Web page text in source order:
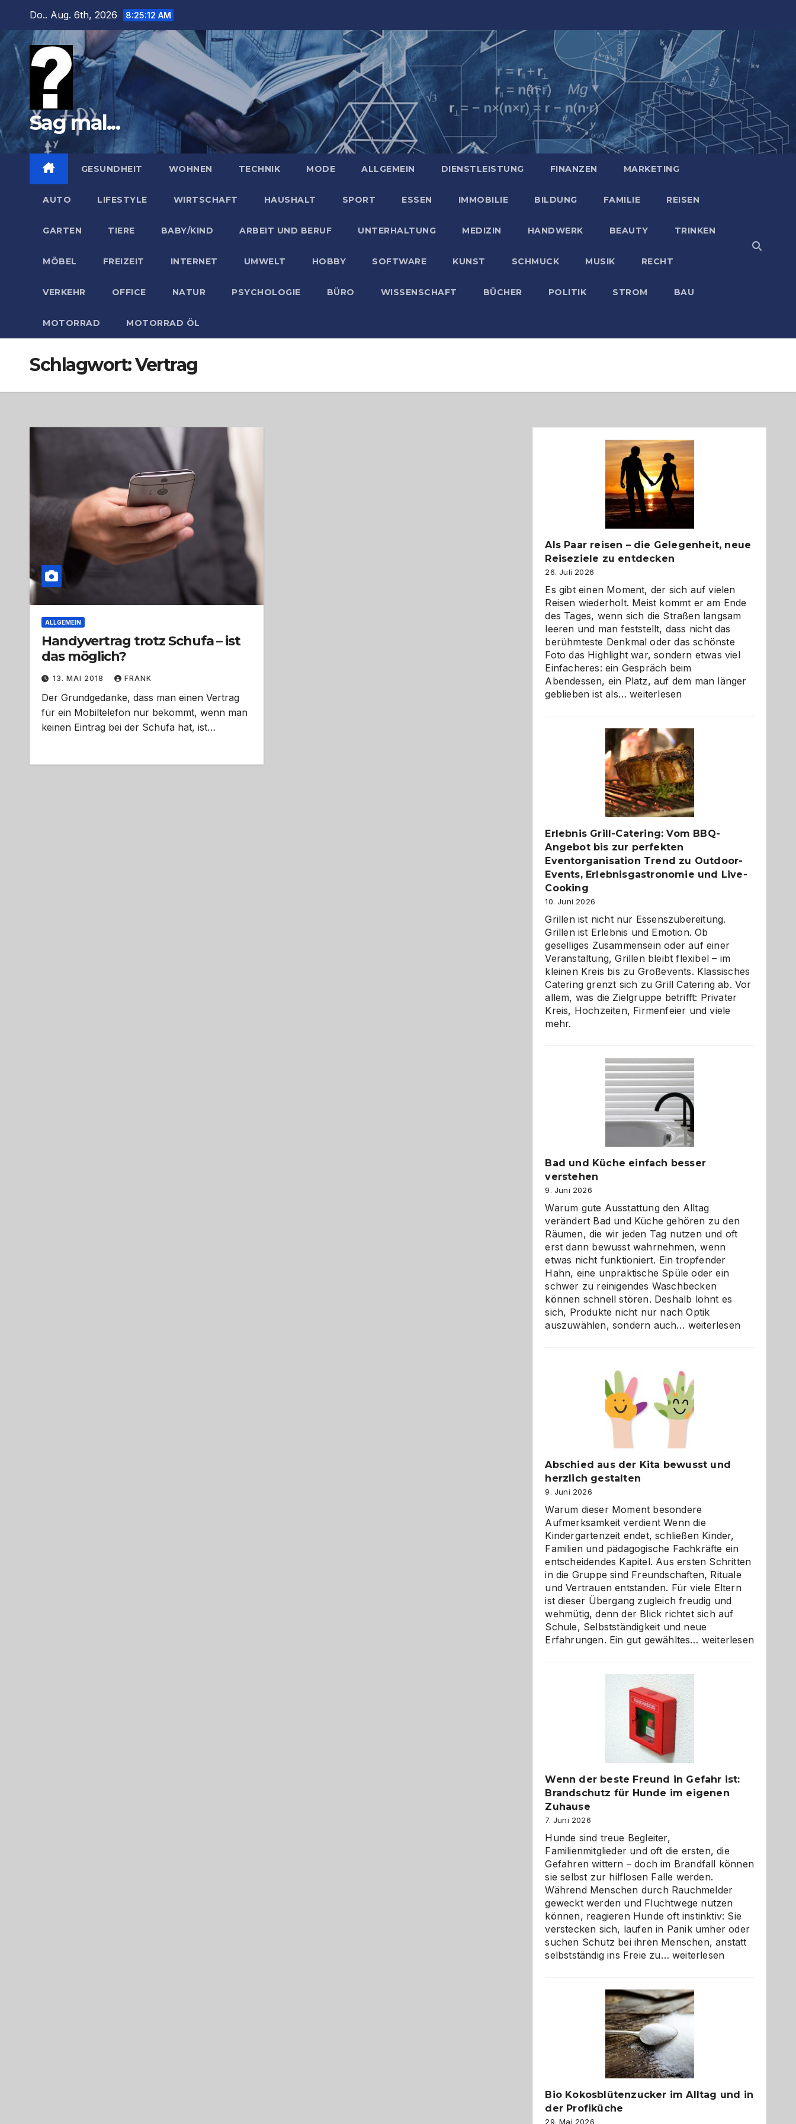
springen
Do.. Aug. 6th, 2026 8:25:13 AM
Sag mal...
GESUNDHEIT WOHNEN TECHNIK MODE ALLGEMEIN DIENSTLEISTUNG FINANZEN MARKETING
AUTO LIFESTYLE WIRTSCHAFT HAUSHALT SPORT ESSEN IMMOBILIE BILDUNG FAMILIE REISEN
GARTEN TIERE BABY/KIND ARBEIT UND BERUF UNTERHALTUNG MEDIZIN HANDWERK BEAUTY TRINKEN
MÖBEL FREIZEIT INTERNET UMWELT HOBBY SOFTWARE KUNST SCHMUCK MUSIK RECHT
VERKEHR OFFICE NATUR PSYCHOLOGIE BÜRO WISSENSCHAFT BÜCHER POLITIK STROM BAU
MOTORRAD MOTORRAD ÖL
Schlagwort:Vertrag
ALLGEMEIN
Handyvertrag trotz Schufa – ist
das möglich?
13. MAI 2018 FRANK
Der Grundgedanke, dass man einen Vertrag
für ein Mobiltelefon nur bekommt, wenn man
keinen Eintrag bei der Schufa hat, ist…
Als Paar reisen – die Gelegenheit, neue
Reiseziele zu entdecken
26. Juli 2026
Es gibt einen Moment, der sich auf vielen
Reisen wiederholt. Meist kommt er am Ende
des Tages, wenn sich die Straßen langsam
leeren und man feststellt, dass nicht das
berühmteste Denkmal oder das schönste
Foto das Highlight war, sondern etwas viel
Einfacheres: ein Gespräch beim
Abendessen, ein Platz, auf dem man länger
geblieben ist als…Als
–
die
Gelegenheit,
neue
Reiseziele
zu
entdecken
weiterlesen
Erlebnis Grill-Catering: Vom BBQ-
Angebot bis zur perfekten
Eventorganisation Trend zu Outdoor-
Events, Erlebnisgastronomie und Live-
Cooking
10. Juni 2026
Grillen ist nicht nur Essenszubereitung.
Grillen ist Erlebnis und Emotion. Ob
geselliges Zusammensein oder auf einer
Veranstaltung, Grillen bleibt flexibel – im
kleinen Kreis bis zu Großevents. Klassisches
Catering grenzt sich zu Grill Catering ab. Vor
allem, was die Zielgruppe betrifft: Privater
Kreis, Hochzeiten, Firmenfeier und viele
mehr.
Bad und Küche einfach besser
verstehen
9. Juni 2026
Warum gute Ausstattung den Alltag
verändert Bad und Küche gehören zu den
Räumen, die wir jeden Tag nutzen und oft
erst dann bewusst wahrnehmen, wenn
etwas nicht funktioniert. Ein tropfender
Hahn, eine unpraktische Spüle oder ein
schwer zu reinigendes Waschbecken
können schnell stören. Deshalb lohnt es
sich, Produkte nicht nur nach Optik
auszuwählen, sondern auch… Bad
besser
verstehen
weiterlesen
Abschied aus der Kita bewusst und
herzlich gestalten
9. Juni 2026
Warum dieser Moment besondere
Aufmerksamkeit verdient Wenn die
Kindergartenzeit endet, schließen Kinder,
Familien und pädagogische Fachkräfte ein
entscheidendes Kapitel. Aus ersten Schritten
in die Gruppe sind Freundschaften, Rituale
und Vertrauen entstanden. Für viele Eltern
ist dieser Übergang zugleich freudig und
wehmütig, denn der Blick richtet sich auf
Schule, Selbstständigkeit und neue
Erfahrungen. Ein gut gewähltes… Abschied
weiterlesen
Wenn der beste Freund in Gefahr ist:
Brandschutz für Hunde im eigenen
Zuhause
7. Juni 2026
Hunde sind treue Begleiter,
Familienmitglieder und oft die ersten, die
Gefahren wittern – doch im Brandfall können
sie selbst zur hilflosen Falle werden.
Während Menschen durch Rauchmelder
geweckt werden und Fluchtwege nutzen
können, reagieren Hunde oft instinktiv: Sie
verstecken sich, laufen in Panik umher oder
suchen Schutz bei ihren Menschen, anstatt
selbstständig ins Freie zu… Wenn
Freund
in
Gefahr
ist:
Brandschutz
für
Hunde
eigenen
weiterlesen
Bio Kokosblütenzucker im Alltag und in
der Profiküche
29. Mai 2026